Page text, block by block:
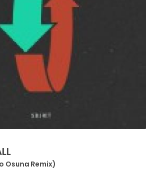
Osuna Remix)